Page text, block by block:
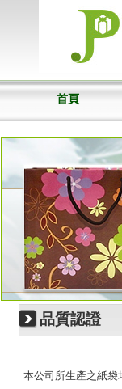
首頁
品質認證
本公司所生產之紙袋